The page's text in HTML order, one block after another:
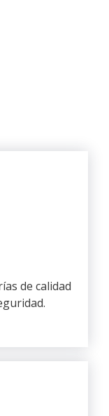
de calidad